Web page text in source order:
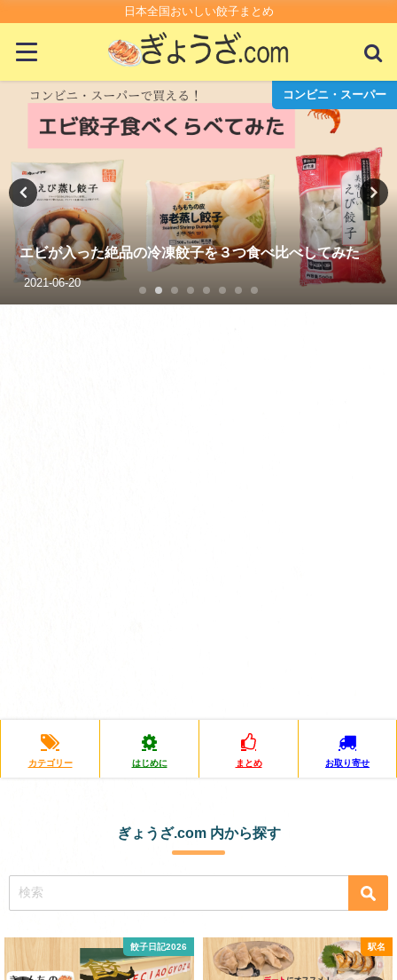
日本全国おいしい餃子まとめ
コンビニ・スーパー
べ比べしてみた
木場にあるタンギョウの人気店「
ぎ
カテゴリー はじめに まとめ お取り寄せ
ぎょうざ.com 内から探す
駅名